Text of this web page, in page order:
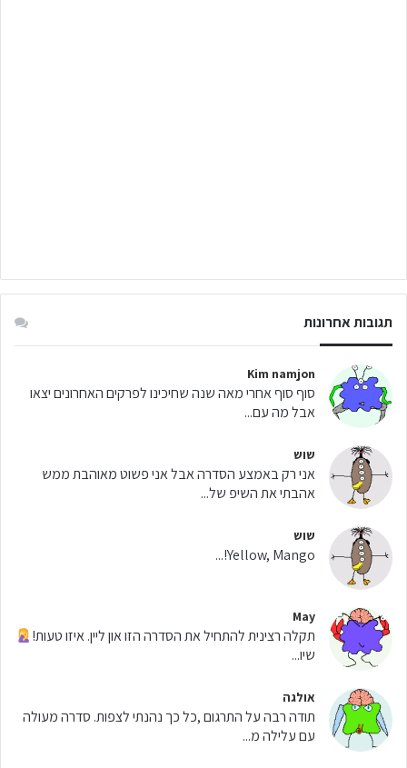
תגובות אחרונות
Kim namjon
סוף סוף אחרי מאה שנה שחיכינו לפרקים האחרונים יצאו
אבל מה עם...
שוש
אני רק באמצע הסדרה אבל אני פשוט מאוהבת ממש
אהבתי את השיפ של...
שוש
Yellow, Mango!...
May
תקלה רצינית להתחיל את הסדרה הזו און ליין. איזו טעות!
שיו...
אולגה
תודה רבה על התרגום ,כל כך נהנתי לצפות. סדרה מעולה
עם עלילה מ...